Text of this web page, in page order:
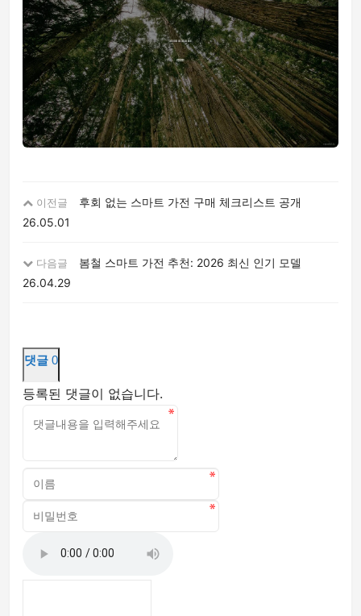
이전글
후회 없는 스마트 가전 구매 체크리스트 공개
26.05.01
다음글
봄철 스마트 가전 추천: 2026 최신 인기 모델
26.04.29
댓글 0
등록된 댓글이 없습니다.